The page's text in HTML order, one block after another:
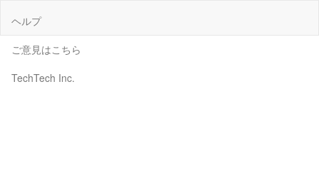
ヘルプ
ご意見はこちら
TechTech Inc.